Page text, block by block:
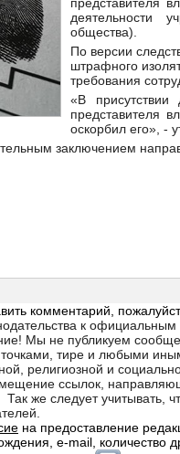
деятельности
общества).
По версии
штрафного
требования
«В присутствии
представителя
оскорбил его», -
заключением